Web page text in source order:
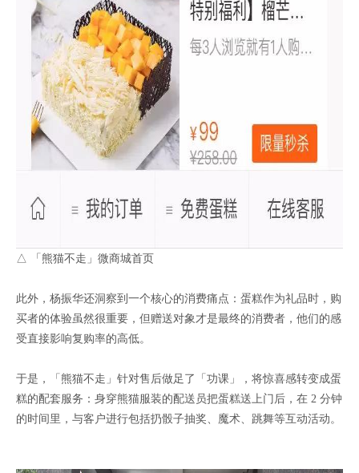
△ 「熊猫不走」微商城首页
此外，杨振华还洞察到一个核心的消费痛点：蛋糕作为礼品时，购
买者的体验虽然很重要，但赠送对象才是最终的消费者，他们的感
受直接影响复购率的高低。
于是，「熊猫不走」针对售后做足了「功课」，将惊喜感转变成蛋
糕的配套服务：身穿熊猫服装的配送员把蛋糕送上门后，在 2 分钟
的时间里，与客户进行包括扔骰子抽奖、魔术、跳舞等互动活动。